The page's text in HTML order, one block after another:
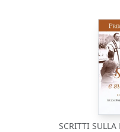
SCRITTI SULLA